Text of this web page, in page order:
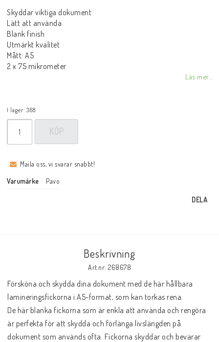
Skyddar viktiga dokument
Lätt att använda
Blank finish
Utmärkt kvalitet
Mått: A5
2 x 75 mikrometer
Läs mer...
I lager: 368
KÖP
Maila oss, vi svarar snabbt!
Varumärke Pavo
DELA
Beskrivning
Art.nr: 268678
Försköna och skydda dina dokument med de här hållbara
lamineringsfickorna i A5-format, som kan torkas rena.
De här blanka fickorna som är enkla att använda och rengöra
är perfekta för att skydda och förlänga livslängden på
dokument som används ofta. Fickorna skyddar och bevarar